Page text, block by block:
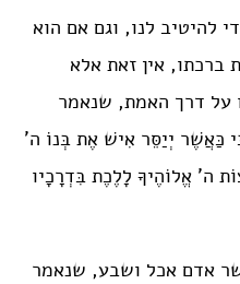
להיטיב לנו, וגם אם הוא
ברכתו, אין זאת אלא
על דרך האמת, שנאמר
יְיַסֵּר אִישׁ אֶת בְּנוֹ ה’
ה’ אֱלוֹהֶיךָ לָלֶכֶת בִּדְרָכָיו
אדם אכל ושבע, שנאמר